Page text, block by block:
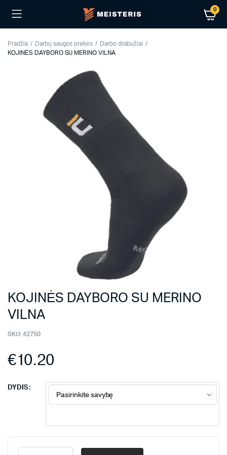
0
Pradžia Darbų saugos prekės
Darbo drabužiai
KOJINĖS DAYBORO SU MERINO VILNA
KOJINĖS DAYBORO SU MERINO
VILNA
SKU: 42750
€10.20
DYDIS